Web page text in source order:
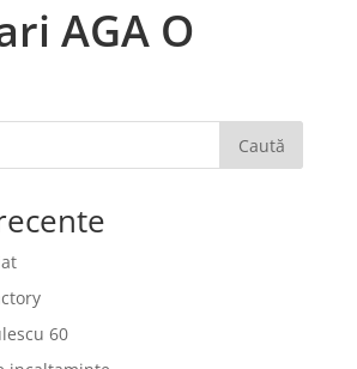
AGA O
Caută
60